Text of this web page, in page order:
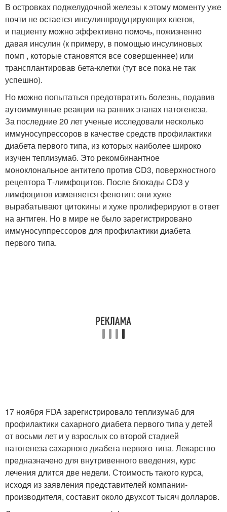
В островках поджелудочной железы к этому моменту уже
почти не остается инсулинпродуцирующих клеток,
и пациенту можно эффективно помочь, пожизненно
давая инсулин (к примеру, в помощью инсулиновых
помп , которые становятся все совершеннее) или
трансплантировав бета-клетки (тут все пока не так
успешно).
Но можно попытаться предотвратить болезнь, подавив
аутоиммунные реакции на ранних этапах патогенеза.
За последние 20 лет ученые исследовали несколько
иммуносупрессоров в качестве средств профилактики
диабета первого типа, из которых наиболее широко
изучен теплизумаб. Это рекомбинантное
моноклональное антитело против CD3, поверхностного
рецептора Т-лимфоцитов. После блокады CD3 у
лимфоцитов изменяется фенотип: они хуже
вырабатывают цитокины и хуже пролиферируют в ответ
на антиген. Но в мире не было зарегистрировано
иммуносуппрессоров для профилактики диабета
первого типа.
17 ноября FDA зарегистрировало теплизумаб для
профилактики сахарного диабета первого типа у детей
от восьми лет и у взрослых со второй стадией
патогенеза сахарного диабета первого типа. Лекарство
предназначено для внутривенного введения, курс
лечения длится две недели. Стоимость такого курса,
исходя из заявления представителей компании-
производителя, составит около двухсот тысяч долларов.